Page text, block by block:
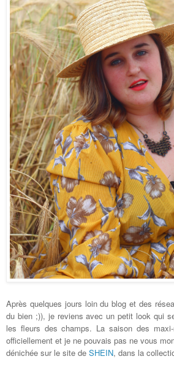
Après quelques jours loin du blog et des
du bien ;)), je reviens avec un petit look qui
les fleurs des champs. La saison des
officiellement et je ne pouvais pas ne vous
dénichée sur le site de SHEIN, dans la